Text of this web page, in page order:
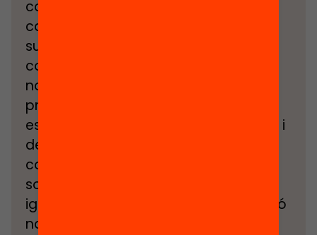
contribuir a la millora de la societat
catalana mitjançant la promoció i el
suport d’iniciatives que ajudin al
coneixement i a la transformació del
nostre país. Algunes de les
preocupacions fundacionals són:
estimular els valors de la democràcia i
de la participació entre els
conciutadans, promoure models
socials i polítics que afavoreixin la
igualtat social, i contribuir a l’afirmació
nacional de Catalunya.